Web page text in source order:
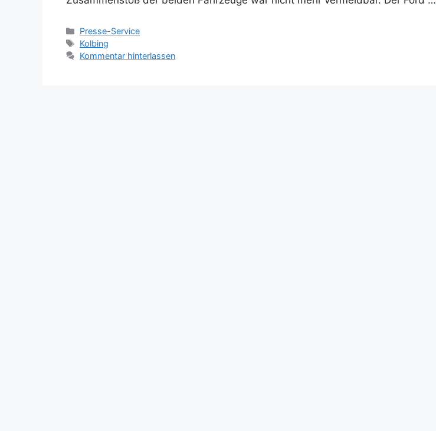
Kategorien
Presse-Service
Schlagwörter
Kolbing
Kommentar hinterlassen